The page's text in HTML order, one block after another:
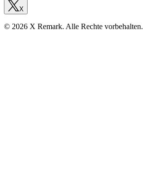
X
© 2026 X Remark. Alle Rechte vorbehalten.